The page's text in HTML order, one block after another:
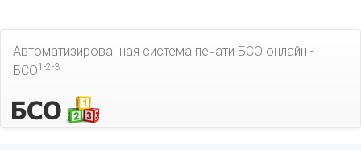
Автоматизированная система печати БСО онлайн -
БСО1-2-3